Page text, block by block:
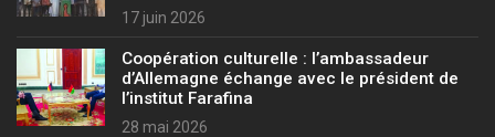
17 juin 2026
Coopération culturelle : l’ambassadeur
d’Allemagne échange avec le président de
l’institut Farafina
28 mai 2026